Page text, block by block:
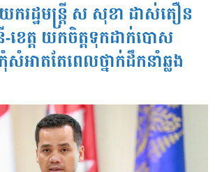
ករដ្ឋមន្ដ្រី ស សុខា ដាស់តឿន
នី-ខេត្ត យកចិត្តទុកដាក់បោស
អាតតែពេលថ្នាក់ដឹកនាំឆ្លង